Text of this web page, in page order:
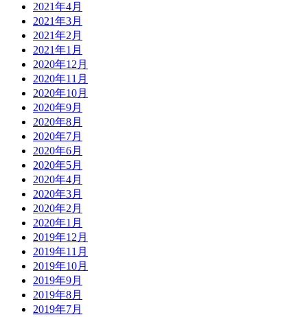
2021年4月
2021年3月
2021年2月
2021年1月
2020年12月
2020年11月
2020年10月
2020年9月
2020年8月
2020年7月
2020年6月
2020年5月
2020年4月
2020年3月
2020年2月
2020年1月
2019年12月
2019年11月
2019年10月
2019年9月
2019年8月
2019年7月